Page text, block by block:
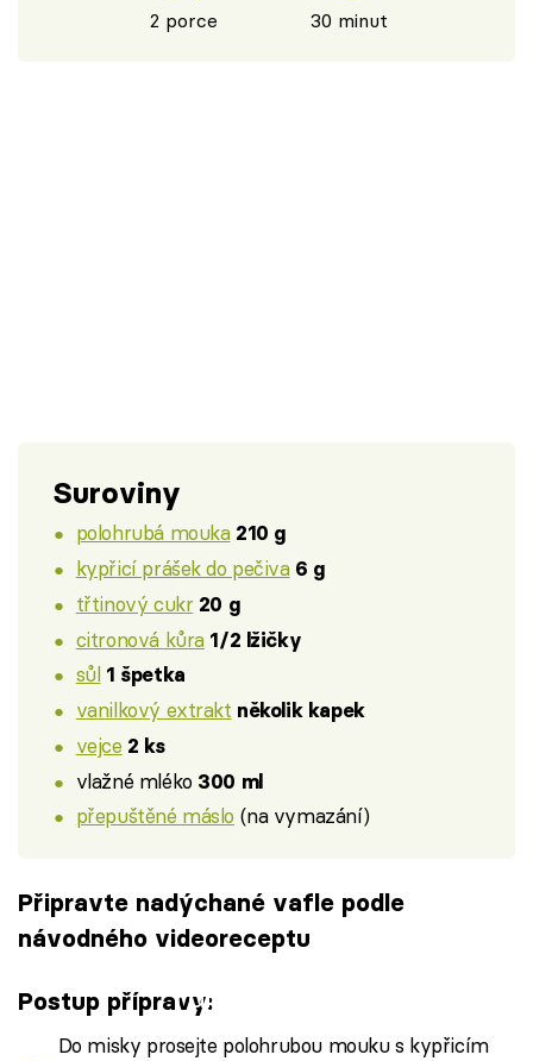
2 porce 30 minut
Suroviny
polohrubá mouka 210 g
kypřicí prášek do pečiva 6 g
třtinový cukr 20 g
citronová kůra 1/2 lžičky
sůl 1 špetka
vanilkový extrakt několik kapek
vejce 2 ks
vlažné mléko 300 ml
přepuštěné máslo (na vymazání)
Připravte nadýchané vafle podle
návodného videoreceptu
Failed to fetch
Postup přípravy:
Do misky prosejte polohrubou mouku s kypřicím